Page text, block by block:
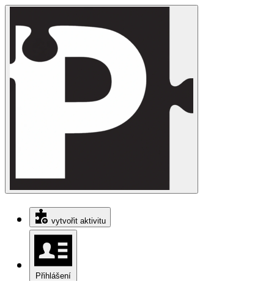
vytvořit aktivitu
Přihlášení